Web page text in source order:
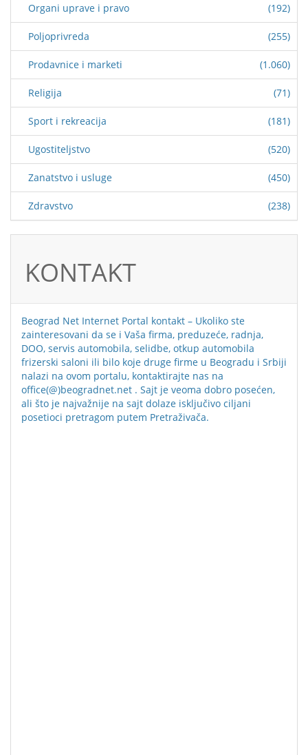
Organi uprave i pravo (192)
Poljoprivreda (255)
Prodavnice i marketi (1.060)
Religija (71)
Sport i rekreacija (181)
Ugostiteljstvo (520)
Zanatstvo i usluge (450)
Zdravstvo (238)
KONTAKT
Beograd Net Internet Portal kontakt – Ukoliko ste
zainteresovani da se i Vaša firma, preduzeće, radnja,
DOO, servis automobila, selidbe, otkup automobila
frizerski saloni ili bilo koje druge firme u Beogradu i Srbiji
nalazi na ovom portalu, kontaktirajte nas na
office(@)beogradnet.net . Sajt je veoma dobro posećen,
ali što je najvažnije na sajt dolaze isključivo ciljani
posetioci pretragom putem Pretraživača.